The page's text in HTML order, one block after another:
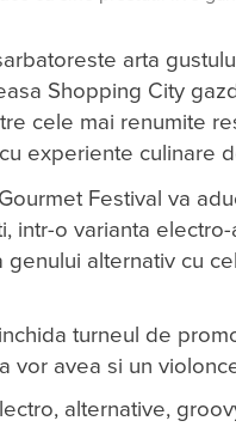
arta
Shopping City
cele mai renumite
experiente culinare
Festival va
intr-o varianta
alternativ cu
turneul de
vor avea si un
alternative,